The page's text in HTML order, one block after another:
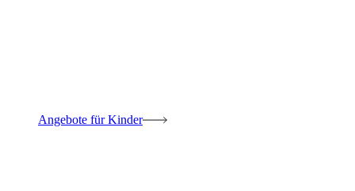
Angebote für Kinder